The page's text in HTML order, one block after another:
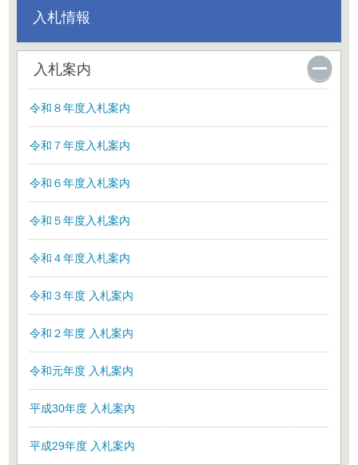
入札情報
入札案内
令和８年度入札案内
令和７年度入札案内
令和６年度入札案内
令和５年度入札案内
令和４年度入札案内
令和３年度 入札案内
令和２年度 入札案内
令和元年度 入札案内
平成30年度 入札案内
平成29年度 入札案内